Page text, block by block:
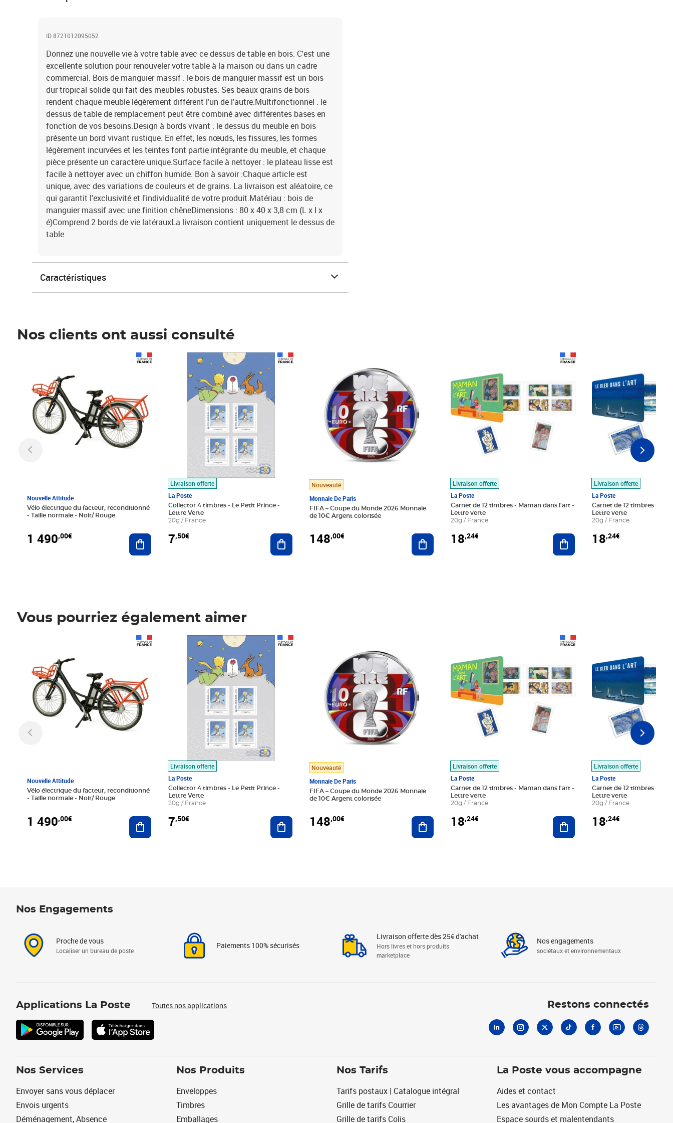
ID 8721012095052
Donnez une nouvelle vie à votre table avec ce dessus de table en bois. C'est une
excellente solution pour renouveler votre table à la maison ou dans un cadre
commercial. Bois de manguier massif : le bois de manguier massif est un bois
dur tropical solide qui fait des meubles robustes. Ses beaux grains de bois
rendent chaque meuble légèrement différent l'un de l'autre.Multifonctionnel : le
dessus de table de remplacement peut être combiné avec différentes bases en
fonction de vos besoins.Design à bords vivant : le dessus du meuble en bois
présente un bord vivant rustique. En effet, les nœuds, les fissures, les formes
légèrement incurvées et les teintes font partie intégrante du meuble, et chaque
pièce présente un caractère unique.Surface facile à nettoyer : le plateau lisse est
facile à nettoyer avec un chiffon humide. Bon à savoir :Chaque article est
unique, avec des variations de couleurs et de grains. La livraison est aléatoire, ce
qui garantit l'exclusivité et l'individualité de votre produit.Matériau : bois de
manguier massif avec une finition chêneDimensions : 80 x 40 x 3,8 cm (L x l x
é)Comprend 2 bords de vie latérauxLa livraison contient uniquement le dessus de
table
Caractéristiques
Nos clients ont aussi consulté
Nouvelle Attitude
Vélo électrique du facteur, reconditionné
- Taille normale - Noir/ Rouge
1 490,00€ Ajouter au panier
Livraison offerte
La Poste
Collector 4 timbres - Le Petit Prince -
Lettre Verte
20g / France
7,50€
Prix 7,50€
Ajouter au panier
Nouveauté
Monnaie De Paris
FIFA – Coupe du Monde 2026 Monnaie
de 10€ Argent colorisée
148,00€ Ajouter au panier
Livraison offerte
La Poste
Carnet de 12 timbres - Maman dans l'art -
Lettre verte
20g / France
18,24€ Ajouter au panier
Livraison offerte
La Poste
Carnet de 12 timbres - Le
Lettre verte
20g / France
18,24€
Vous pourriez également aimer
Nouvelle Attitude
Vélo électrique du facteur, reconditionné
- Taille normale - Noir/ Rouge
1 490,00€ Ajouter au panier
Livraison offerte
La Poste
Collector 4 timbres - Le Petit Prince -
Lettre Verte
20g / France
7,50€
Prix 7,50€
Ajouter au panier
Nouveauté
Monnaie De Paris
FIFA – Coupe du Monde 2026 Monnaie
de 10€ Argent colorisée
148,00€ Ajouter au panier
Livraison offerte
La Poste
Carnet de 12 timbres - Maman dans l'art -
Lettre verte
20g / France
18,24€ Ajouter au panier
Livraison offerte
La Poste
Carnet de 12 timbres - Le
Lettre verte
20g / France
18,24€
Nos Engagements
Proche de vous
Localiser un bureau de poste
Paiements 100% sécurisés
Livraison offerte dès 25€ d'achat
Hors livres et hors produits
marketplace
Nos engagements
sociétaux et environnementaux
Applications La Poste Toutes nos applications Restons connectés
Nos Services
Envoyer sans vous déplacer
Envois urgents
Déménagement, Absence
Nos Produits
Enveloppes
Timbres
Emballages
Nos Tarifs
Tarifs postaux | Catalogue intégral
Grille de tarifs Courrier
Grille de tarifs Colis
La Poste vous accompagne
Aides et contact
Les avantages de Mon Compte La Poste
Espace sourds et malentendants